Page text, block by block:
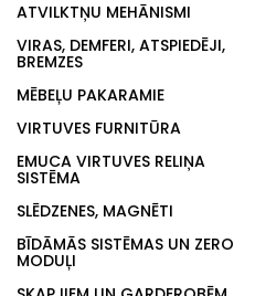
ATVILKTŅU MEHĀNISMI
VIRAS, DEMFERI, ATSPIEDĒJI,
BREMZES
MĒBEĻU PAKARAMIE
VIRTUVES FURNITŪRA
EMUCA VIRTUVES RELIŅA
SISTĒMA
SLĒDZENES, MAGNĒTI
BĪDĀMĀS SISTĒMAS UN ZERO
MODUĻI